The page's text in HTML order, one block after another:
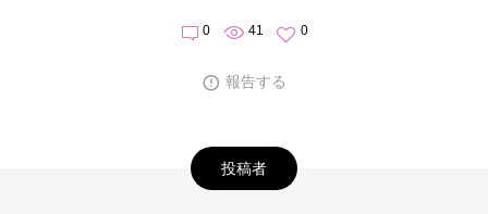
0 41 0
報告する
投稿者